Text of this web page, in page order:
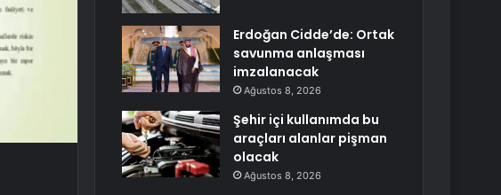
Erdoğan Cidde’de: Ortak
savunma anlaşması
imzalanacak
Ağustos 8, 2026
Şehir içi kullanımda bu
araçları alanlar pişman
olacak
Ağustos 8, 2026